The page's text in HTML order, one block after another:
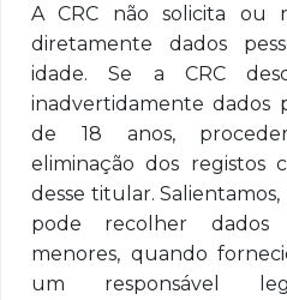
A CRC não solicita ou
diretamente dados
idade. Se a CRC
inadvertidamente dados
de 18 anos,
eliminação dos registos
desse titular.
pode recolher dados
menores, quando
um responsável